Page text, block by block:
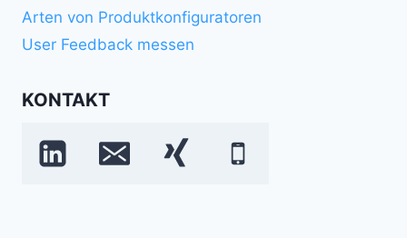
Arten von Produktkonfiguratoren
User Feedback messen
KONTAKT